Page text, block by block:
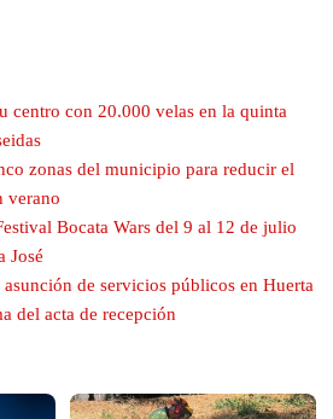
centro con 20.000 velas en la quinta
zonas del municipio para reducir el
verano
Bocata Wars del 9 al 12 de julio
José
de servicios públicos en Huerta
del acta de recepción